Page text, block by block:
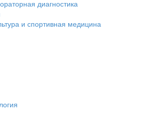
диагностика
и спортивная медицина